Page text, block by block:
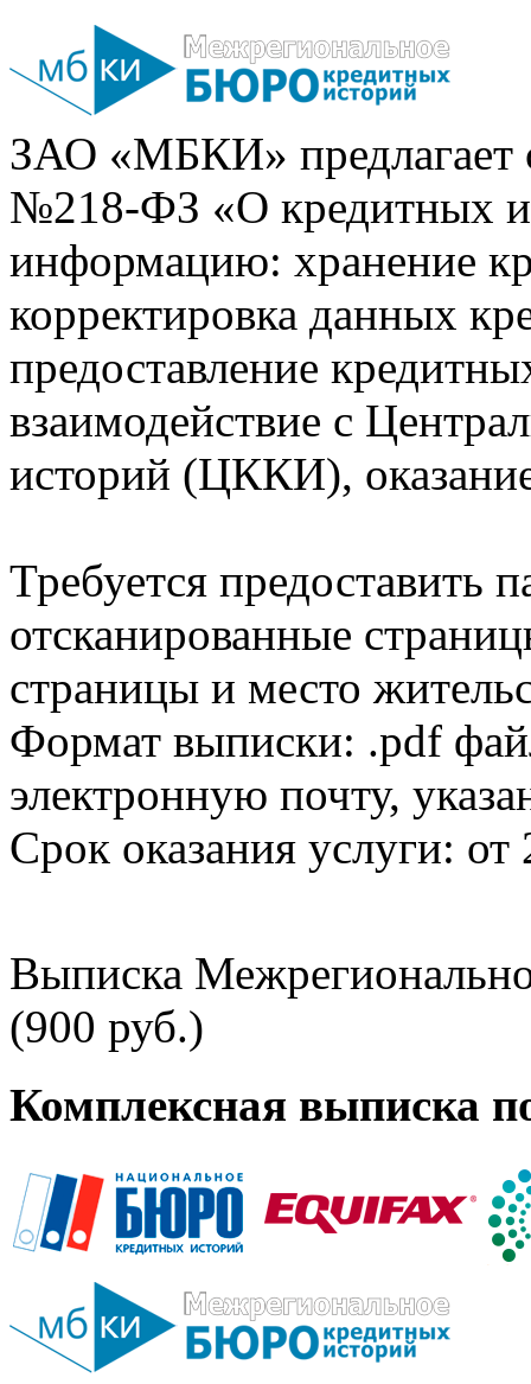
ЗАО «МБКИ» предлагает
№218-ФЗ «О кредитных
информацию: хранение
корректировка данных
предоставление
взаимодействие с
историй (ЦККИ),
Требуется предоставить
отсканированные
страницы и место
Формат выписки: .pdf
электронную почту,
Срок оказания услуги: от
Выписка
(900 руб.)
Комплексная выписка